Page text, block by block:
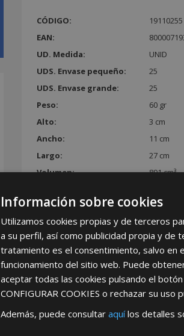
CÓDIGO:
19110255
EAN:
UD. Medida:
UNID
UDS. Envase pequeño:
25
UDS. Envase grande:
25
Peso:
60 gr
Alto:
3 cm
Ancho:
11 cm
Largo:
27 cm
Volumen:
891 cm³
Rellene este
Información sobre cookies
Utilizamos cookies propias y de terceros
a su perfil, así como publicidad propia y de
tratamiento es el consentimiento, salvo en
funcionamiento del sitio web. Puede
aceptar todas las cookies pulsando el botón
CONFIGURAR COOKIES o rechazar su uso
Además, puede consultar aquílos detalles